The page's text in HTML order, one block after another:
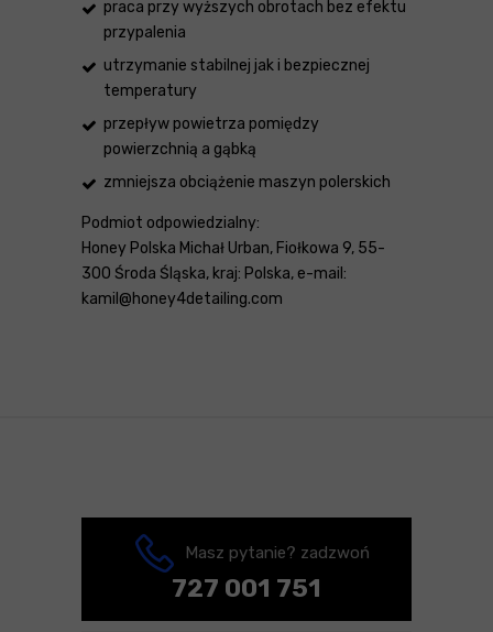
praca przy wyższych obrotach bez efektu
przypalenia
utrzymanie stabilnej jak i bezpiecznej
temperatury
przepływ powietrza pomiędzy
powierzchnią a gąbką
zmniejsza obciążenie maszyn polerskich
Podmiot odpowiedzialny:
Honey Polska Michał Urban, Fiołkowa 9, 55-
300 Środa Śląska, kraj: Polska, e-mail:
kamil@honey4detailing.com
Masz pytanie? zadzwoń
727 001 751